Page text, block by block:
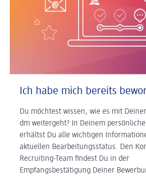
Ich habe mich bereits
Du möchtest wissen, wie es mit
dm weitergeht? In Deinem
erhältst Du alle wichtigen
aktuellen Bearbeitungsstatus. Den
Recruiting-Team findest Du in der
Empfangsbestätigung Deiner